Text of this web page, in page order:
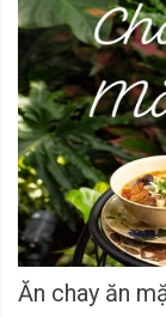
Ăn chay ăn